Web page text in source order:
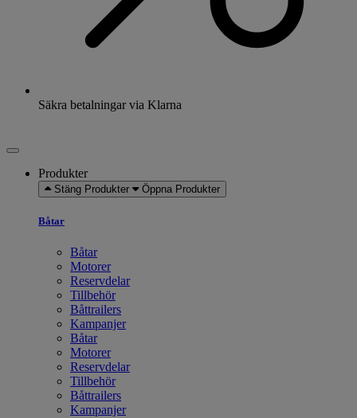
Säkra betalningar via Klarna
Produkter
Stäng Produkter Öppna Produkter
Båtar
Båtar
Motorer
Reservdelar
Tillbehör
Båttrailers
Kampanjer
Båtar
Motorer
Reservdelar
Tillbehör
Båttrailers
Kampanjer